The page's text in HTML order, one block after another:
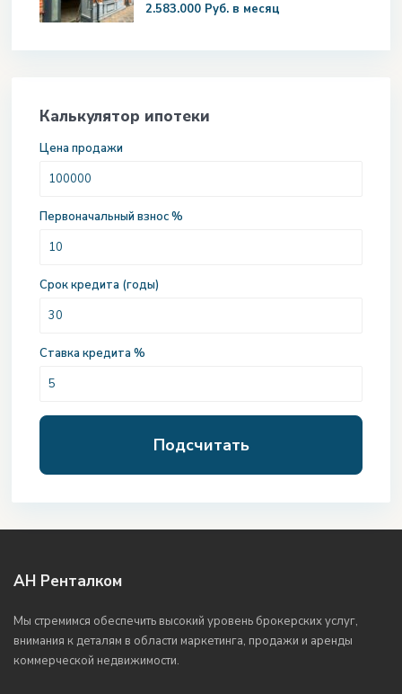
2.583.000 Руб. в месяц
Калькулятор ипотеки
Цена продажи
Первоначальный взнос %
Срок кредита (годы)
Ставка кредита %
Подсчитать
АН Ренталком
Мы стремимся обеспечить высокий уровень брокерских услуг,
внимания к деталям в области маркетинга, продажи и аренды
коммерческой недвижимости.